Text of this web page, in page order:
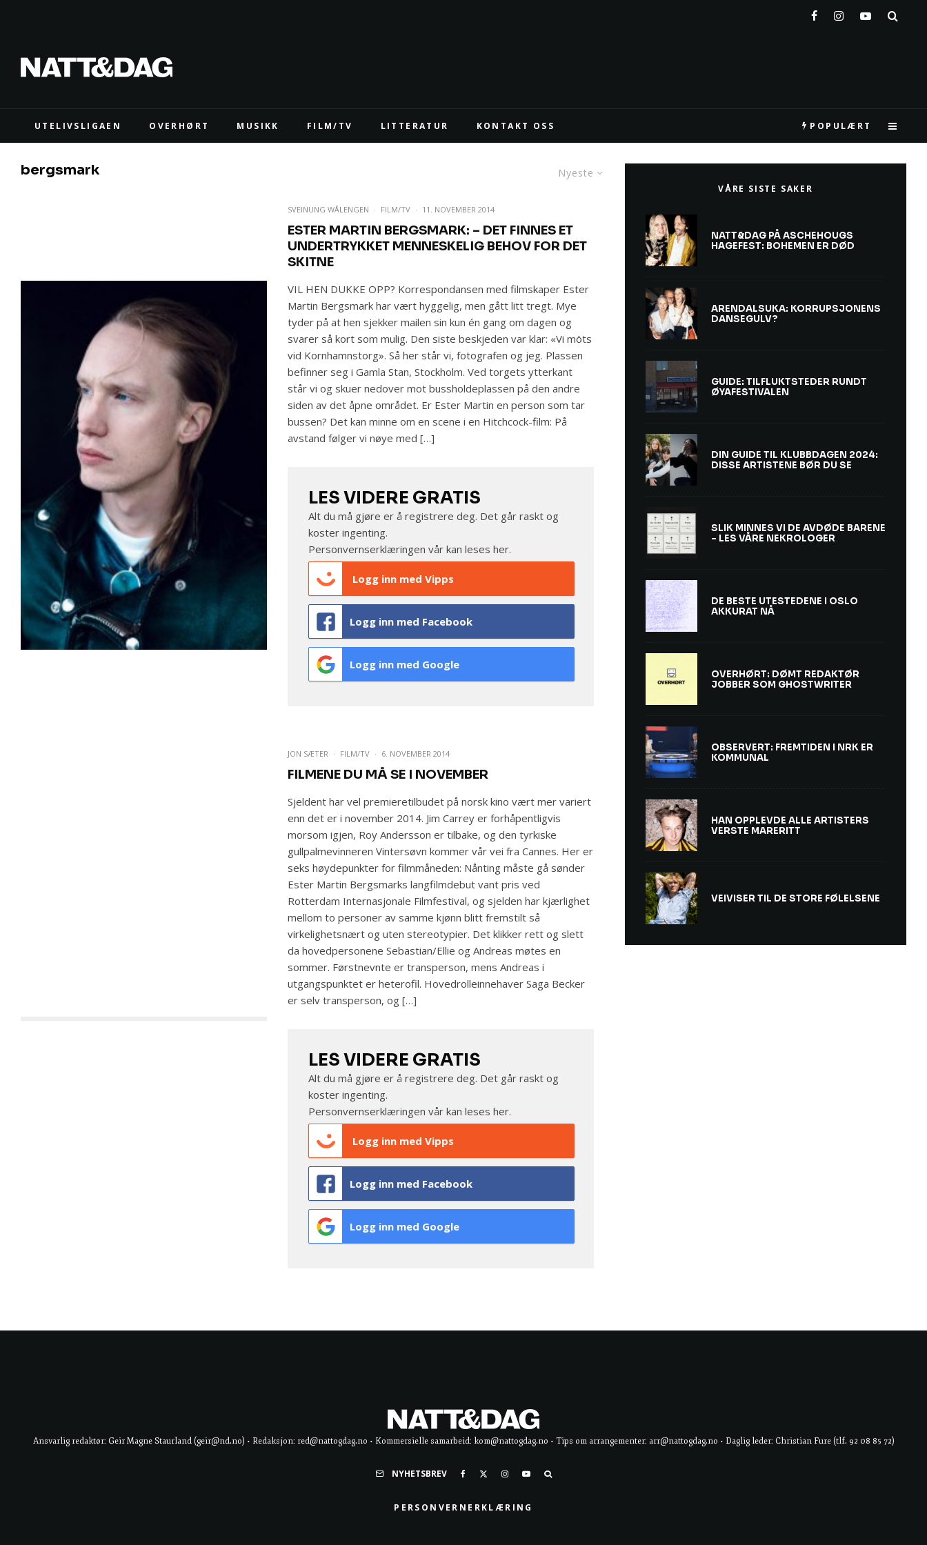
UTELIVSLIGAEN OVERHØRT MUSIKK FILM/TV LITTERATUR KONTAKT OSS POPULÆRT
Nyeste
bergsmark
SVEINUNG WÅLENGEN · FILM/TV · 11. NOVEMBER 2014
ESTER MARTIN BERGSMARK: – DET FINNES ET
UNDERTRYKKET MENNESKELIG BEHOV FOR DET
SKITNE
VIL HEN DUKKE OPP? Korrespondansen med filmskaper Ester
Martin Bergsmark har vært hyggelig, men gått litt tregt. Mye
tyder på at hen sjekker mailen sin kun én gang om dagen og
svarer så kort som mulig. Den siste beskjeden var klar: «Vi möts
vid Kornhamnstorg». Så her står vi, fotografen og jeg. Plassen
befinner seg i Gamla Stan, Stockholm. Ved torgets ytterkant
står vi og skuer nedover mot bussholdeplassen på den andre
siden av det åpne området. Er Ester Martin en person som tar
bussen? Det kan minne om en scene i en Hitchcock-film: På
avstand følger vi nøye med […]
LES VIDERE GRATIS
Alt du må gjøre er å registrere deg. Det går raskt og
koster ingenting.
Personvernserklæringen vår kan lesesher.
Logg inn med Vipps
Logg inn med Facebook
Logg inn med Google
JON SÆTER · FILM/TV · 6. NOVEMBER 2014
FILMENE DU MÅ SE I NOVEMBER
Sjeldent har vel premieretilbudet på norsk kino vært mer variert
enn det er i november 2014. Jim Carrey er forhåpentligvis
morsom igjen, Roy Andersson er tilbake, og den tyrkiske
gullpalmevinneren Vintersøvn kommer vår vei fra Cannes. Her er
seks høydepunkter for filmmåneden: Nånting måste gå sønder
Ester Martin Bergsmarks langfilmdebut vant pris ved
Rotterdam Internasjonale Filmfestival, og sjelden har kjærlighet
mellom to personer av samme kjønn blitt fremstilt så
virkelighetsnært og uten stereotypier. Det klikker rett og slett
da hovedpersonene Sebastian/Ellie og Andreas møtes en
sommer. Førstnevnte er transperson, mens Andreas i
utgangspunktet er heterofil. Hovedrolleinnehaver Saga Becker
er selv transperson, og […]
LES VIDERE GRATIS
Alt du må gjøre er å registrere deg. Det går raskt og
koster ingenting.
Personvernserklæringen vår kan lesesher.
Logg inn med Vipps
Logg inn med Facebook
Logg inn med Google
VÅRE SISTE SAKER
NATT&DAG PÅ ASCHEHOUGS
HAGEFEST: BOHEMEN ER DØD
ARENDALSUKA: KORRUPSJONENS
DANSEGULV?
GUIDE: TILFLUKTSTEDER RUNDT
ØYAFESTIVALEN
DIN GUIDE TIL KLUBBDAGEN 2024:
DISSE ARTISTENE BØR DU SE
SLIK MINNES VI DE AVDØDE BARENE
– LES VÅRE NEKROLOGER
DE BESTE UTESTEDENE I OSLO
AKKURAT NÅ
OVERHØRT: DØMT REDAKTØR
JOBBER SOM GHOSTWRITER
OBSERVERT: FREMTIDEN I NRK ER
KOMMUNAL
HAN OPPLEVDE ALLE ARTISTERS
VERSTE MARERITT
VEIVISER TIL DE STORE FØLELSENE
Ansvarlig redaktør: Geir Magne Staurland (geir@nd.no) • Redaksjon: red@nattogdag.no • Kommersielle samarbeid: kom@nattogdag.no • Tips om arrangementer: arr@nattogdag.no • Daglig leder: Christian Fure (tlf. 92 08 85 72)
NYHETSBREV
PERSONVERNERKLÆRING